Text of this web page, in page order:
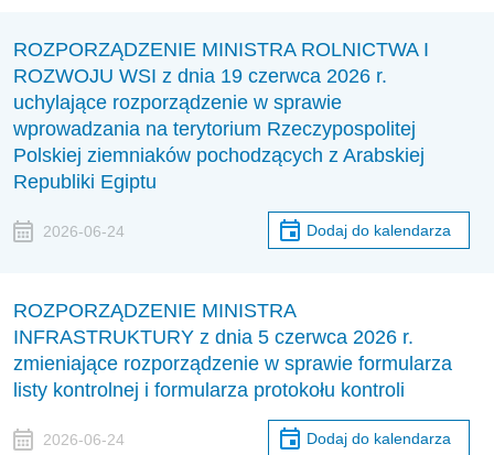
ROZPORZĄDZENIE MINISTRA ROLNICTWA I
ROZWOJU WSI z dnia 19 czerwca 2026 r.
uchylające rozporządzenie w sprawie
wprowadzania na terytorium Rzeczypospolitej
Polskiej ziemniaków pochodzących z Arabskiej
Republiki Egiptu
2026-06-24 Dodaj do kalendarza
ROZPORZĄDZENIE MINISTRA
INFRASTRUKTURY z dnia 5 czerwca 2026 r.
zmieniające rozporządzenie w sprawie formularza
listy kontrolnej i formularza protokołu kontroli
2026-06-24 Dodaj do kalendarza